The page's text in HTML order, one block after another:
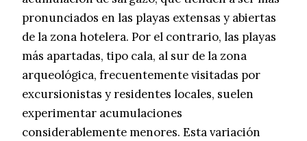
pronunciados en las playas extensas y abiertas
de la zona hotelera. Por el contrario, las playas
más apartadas, tipo cala, al sur de la zona
arqueológica, frecuentemente visitadas por
excursionistas y residentes locales, suelen
experimentar acumulaciones
considerablemente menores. Esta variación